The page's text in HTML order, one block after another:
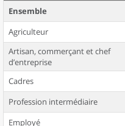
Ensemble
Agriculteur
Artisan, commerçant et chef
d’entreprise
Cadres
Profession intermédiaire
Employé